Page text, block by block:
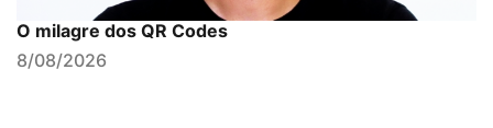
O milagre dos QR Codes
8/08/2026